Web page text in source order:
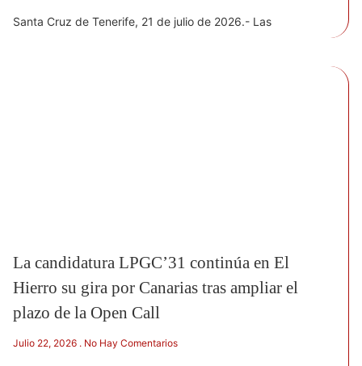
Santa Cruz de Tenerife, 21 de julio de 2026.- Las
La candidatura LPGC’31 continúa en El
Hierro su gira por Canarias tras ampliar el
plazo de la Open Call
Julio 22, 2026 No Hay Comentarios